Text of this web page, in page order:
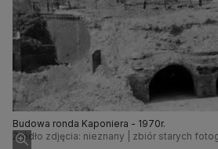
Budowa ronda Kaponiera - 1970r.
Źródło zdjęcia: nieznany | zbiór starych